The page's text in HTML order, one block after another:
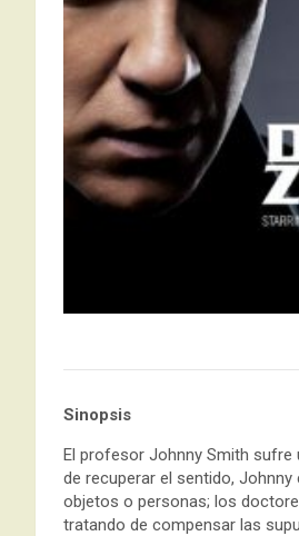
Sinopsis
El profesor Johnny Smith sufre
de recuperar el sentido,
objetos o personas; los
tratando de compensar las